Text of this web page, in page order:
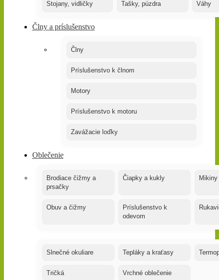
Stojany, vidličky Tašky, púzdra Váhy
Člny a príslušenstvo
Člny
Príslušenstvo k člnom
Motory
Príslušenstvo k motoru
Zavážacie loďky
Oblečenie
Brodiace čižmy a
prsačky
Čiapky a kukly Mikiny
Obuv a čižmy
Príslušenstvo k
odevom
Slnečné okuliare Tepláky a kraťasy
Tričká Vrchné oblečenie